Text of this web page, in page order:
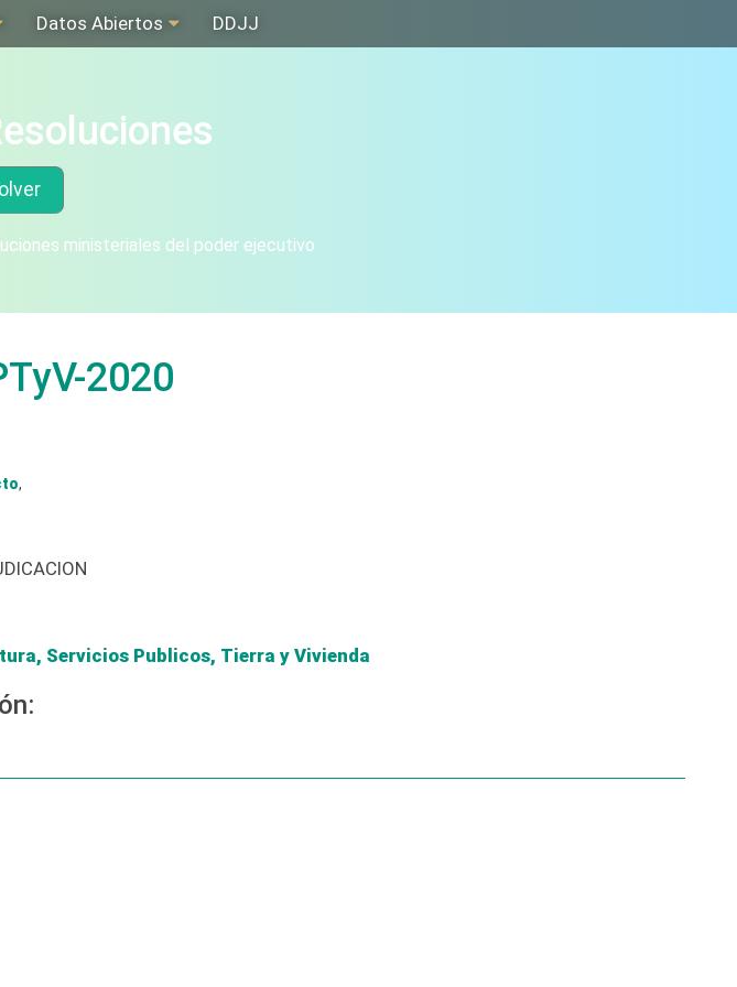
Datos Abiertos DDJJ
ministeriales del poder ejecutivo
2020
,
Servicios Publicos, Tierra y Vivienda